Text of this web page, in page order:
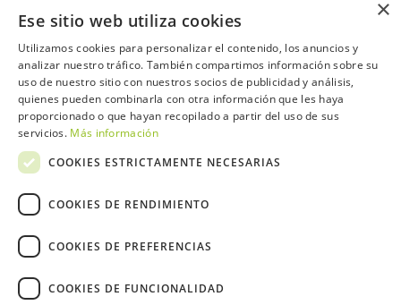
Contacta con el equipo de NextCaddy
Opina Contacta
×
Ese sitio web utiliza cookies
Utilizamos cookies para personalizar el contenido, los anuncios y
analizar nuestro tráfico. También compartimos información sobre su
uso de nuestro sitio con nuestros socios de publicidad y análisis,
quienes pueden combinarla con otra información que les haya
proporcionado o que hayan recopilado a partir del uso de sus
servicios. Más información
COOKIES ESTRICTAMENTE NECESARIAS
COOKIES DE RENDIMIENTO
COOKIES DE PREFERENCIAS
COOKIES DE FUNCIONALIDAD